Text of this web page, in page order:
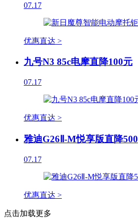
07.17
优惠直达 >
九号N3 85c电摩直降100元
07.17
优惠直达 >
雅迪G26Ⅱ-M悦享版直降500
07.17
优惠直达 >
点击加载更多